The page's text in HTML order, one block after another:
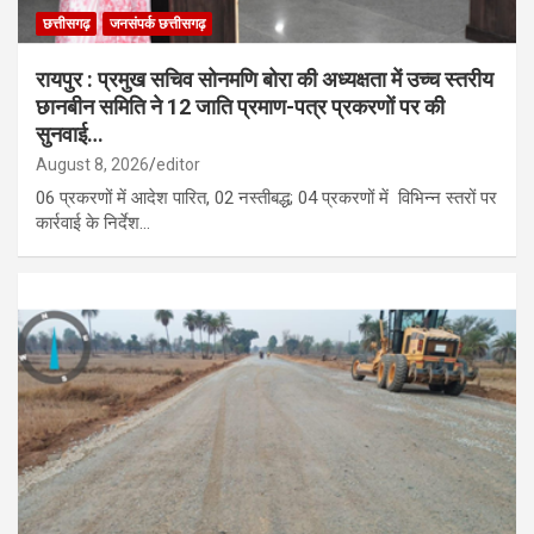
छत्तीसगढ़ जनसंपर्क छत्तीसगढ़
रायपुर : प्रमुख सचिव सोनमणि बोरा की अध्यक्षता में उच्च स्तरीय
छानबीन समिति ने 12 जाति प्रमाण-पत्र प्रकरणों पर की
सुनवाई…
August 8, 2026 editor
06 प्रकरणों में आदेश पारित, 02 नस्तीबद्ध; 04 प्रकरणों में विभिन्न स्तरों पर
कार्रवाई के निर्देश…